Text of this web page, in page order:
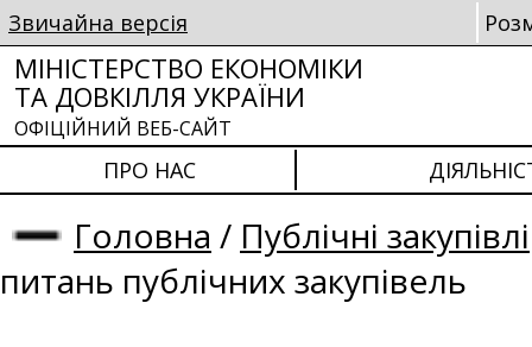
Звичайна версія
МІНІСТЕРСТВО ЕКОНОМІКИ
ТА ДОВКІЛЛЯ УКРАЇНИ
ОФІЦІЙНИЙ ВЕБ-САЙТ
ПРО НАС
Головна / Публічні закупівлі
питань публічних закупівель